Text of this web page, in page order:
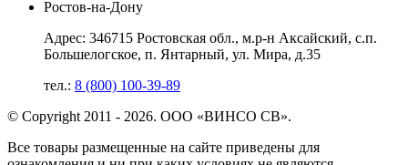
Ростов-на-Дону
Адрес: 346715 Ростовская обл., м.р-н Аксайский, с.п.
Большелогское, п. Янтарный, ул. Мира, д.35
тел.: 8 (800) 100-39-89
© Copyright 2011 - 2026. ООО «ВИНСО СВ».
Все товары размещенные на сайте приведены для